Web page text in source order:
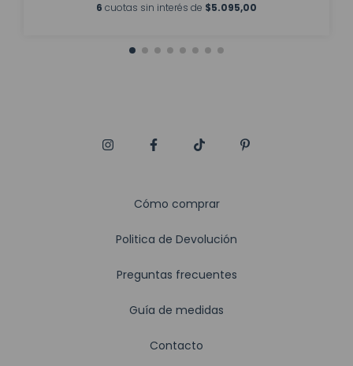
6 cuotas sin interés de $5.095,00
Cómo comprar
Politica de Devolución
Preguntas frecuentes
Guía de medidas
Contacto